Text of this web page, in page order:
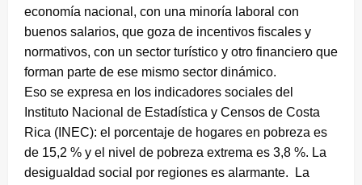
economía nacional, con una minoría laboral con
buenos salarios, que goza de incentivos fiscales y
normativos, con un sector turístico y otro financiero que
forman parte de ese mismo sector dinámico.
Eso se expresa en los indicadores sociales del
Instituto Nacional de Estadística y Censos de Costa
Rica (INEC): el porcentaje de hogares en pobreza es
de 15,2 % y el nivel de pobreza extrema es 3,8 %. La
desigualdad social por regiones es alarmante. La